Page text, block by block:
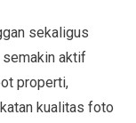
sekaligus
semakin aktif
properti,
kualitas foto